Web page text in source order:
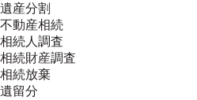
遺産分割
不動産相続
相続人調査
相続財産調査
相続放棄
遺留分